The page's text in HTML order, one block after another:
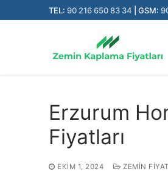
atla
TEL: 90 216 650 83 34 | GSM:
Erzurum
Fiyatları
EKIM 1, 2024 ZEMIN